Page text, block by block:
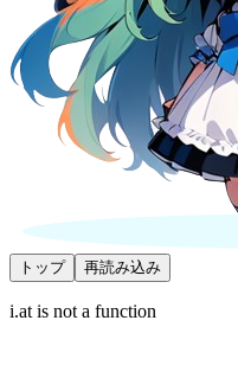
トップ 再読み込み
i.at is not a function